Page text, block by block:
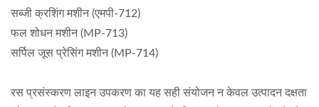
सब्जी क्रशिंग मशीन (एमपी-712)
फल शोधन मशीन (MP-713)
सर्पिल जूस प्रेसिंग मशीन (MP-714)
रस प्रसंस्करण लाइन उपकरण का यह सही संयोजन न केवल उत्पादन दक्षता